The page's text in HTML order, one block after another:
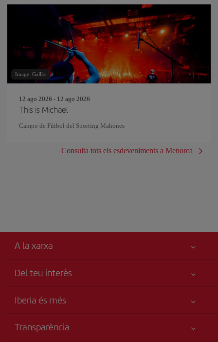
Image: Gallks
12 ago 2026 - 12 ago 2026
This is Michael
Campo de Fútbol del Sporting Mahones
Consulta tots els esdeveniments a Menorca
A la xarxa
Del teu interès
La teva seguretat és el més importat
Iberia és més
Grup Iberia
Transparència